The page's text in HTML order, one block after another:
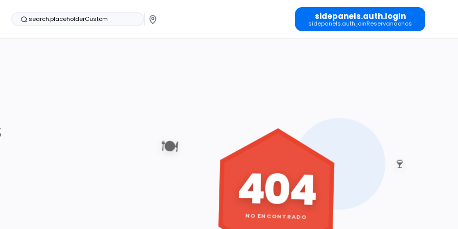
search.placeholderCustom sidepanels.auth.logIn
sidepanels.auth.joinReservandonos
🍽️
🍷
404
NO ENCONTRADO